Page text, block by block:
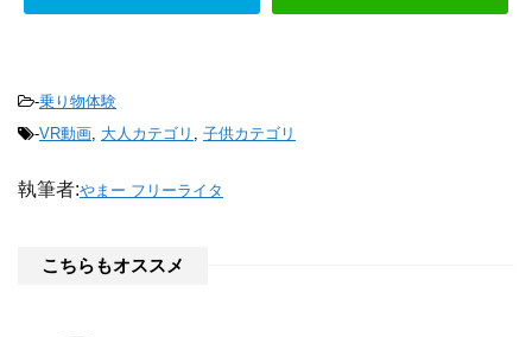
-乗り物体験
-VR動画 大人カテゴリ 子供カテゴリ
執筆者:やまー フリーライタ
こちらもオススメ